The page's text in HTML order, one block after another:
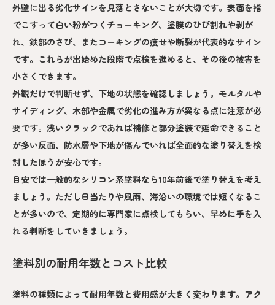
外壁に出る劣化サインを見落とさないことが大切です。表面を指
でこすって白い粉がつくチョーキング、塗膜のひび割れや剥が
れ、鉄部のさび、またコーキングの痩せや断裂が代表的なサイン
です。これらが出始めた段階で点検を進めると、その後の被害を
小さくできます。
外観だけで判断せず、下地の状態を確認しましょう。モルタルや
サイディング、木部や金属で劣化の進み方が異なる点に注意が必
要です。浅いクラックであれば補修と部分塗装で延命できること
が多い反面、防水層や下地が傷んでいれば全面的な塗り替えを検
討したほうが安心です。
目安では一般的なシリコン系塗料なら10年前後で塗り替えを考え
ましょう。ただし日当たりや風雨、海沿いの環境では短くなるこ
とが多いので、定期的に専門家に点検してもらい、早めに手を入
れる判断をしていきましょう。
塗料別の耐用年数とコスト比較
塗料の種類によって耐用年数と費用感が大きく変わります。アク